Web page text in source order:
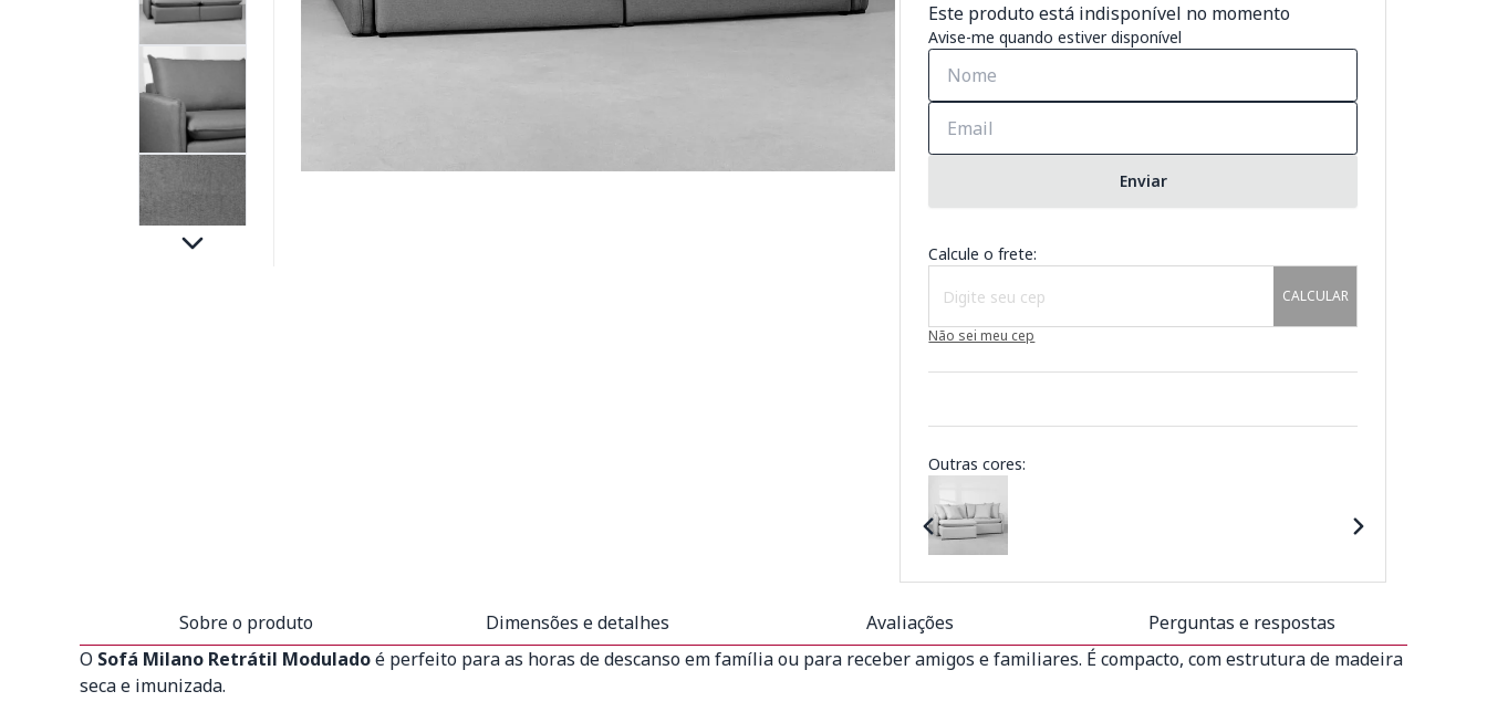
Este produto está indisponível no momento
Avise-me quando estiver disponível
Enviar
Calcule o frete:
CALCULAR
Não sei meu cep
Outras cores:
Sobre o produto Dimensões e detalhes Avaliações
Perguntas e respostas
O Sofá Milano Retrátil Moduladoé perfeito para as horas de descanso em família ou para receber amigos e familiares. É compacto, com estrutura de madeira
seca e imunizada.